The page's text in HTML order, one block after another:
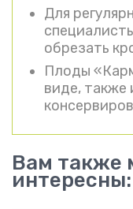
Для
обрезать
Плоды
виде, также
Вам также
интересны: